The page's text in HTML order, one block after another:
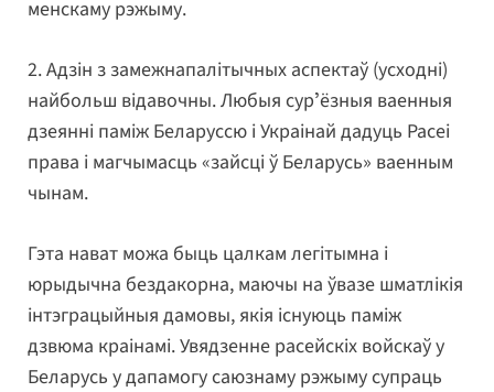
менскаму рэжыму.
2. Адзін з замежнапалітычных аспектаў (усходні)
найбольш відавочны. Любыя сурʼёзныя ваенныя
дзеянні паміж Беларуссю і Украінай дадуць Расеі
права і магчымасць «зайсці ў Беларусь» ваенным
чынам.
Гэта нават можа быць цалкам легітымна і
юрыдычна бездакорна, маючы на ўвазе шматлікія
інтэграцыйныя дамовы, якія існуюць паміж
дзвюма краінамі. Увядзенне расейскіх войскаў у
Беларусь у дапамогу саюзнаму рэжыму супраць